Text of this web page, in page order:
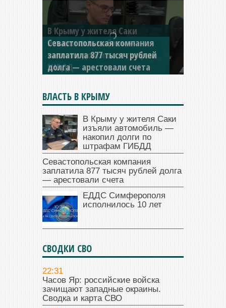
Севастопольская компания
заплатила 877 тысяч рублей
долга — арестовали счета
ВЛАСТЬ В КРЫМУ
В Крыму у жителя Саки
изъяли автомобиль —
накопил долги по
штрафам ГИБДД
Севастопольская компания
заплатила 877 тысяч рублей долга
— арестовали счета
ЕДДС Симферополя
исполнилось 10 лет
СВОДКИ СВО
22:31
Часов Яр: российские войска
зачищают западные окраины.
Сводка и карта СВО